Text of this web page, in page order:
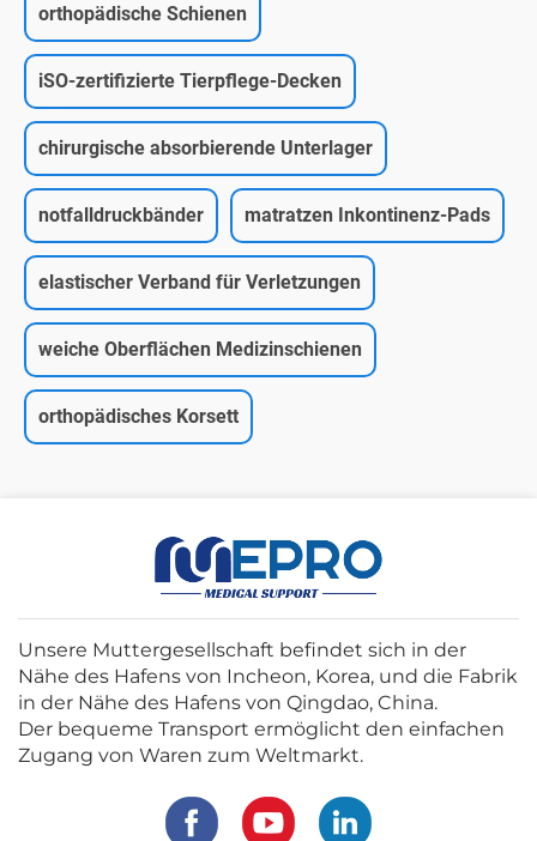
orthopädische Schienen
iSO-zertifizierte Tierpflege-Decken
chirurgische absorbierende Unterlager
notfalldruckbänder matratzen Inkontinenz-Pads
elastischer Verband für Verletzungen
weiche Oberflächen Medizinschienen
orthopädisches Korsett
Unsere Muttergesellschaft befindet sich in der
Nähe des Hafens von Incheon, Korea, und die Fabrik
in der Nähe des Hafens von Qingdao, China.
Der bequeme Transport ermöglicht den einfachen
Zugang von Waren zum Weltmarkt.